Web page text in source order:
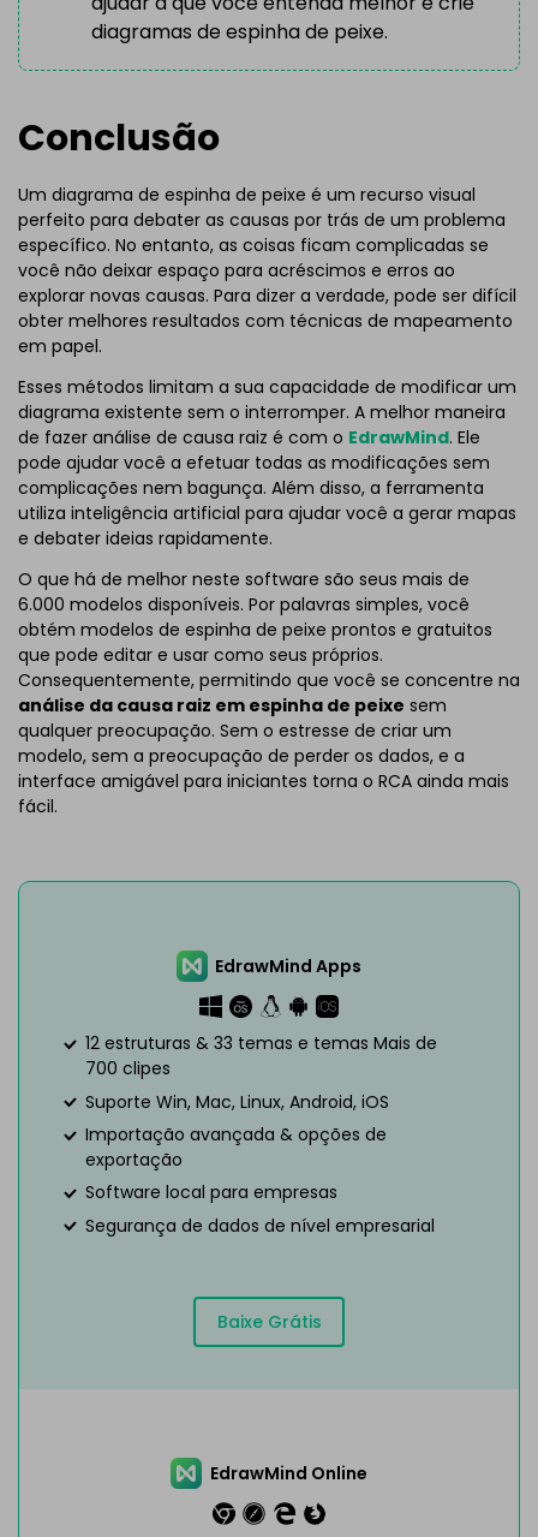
diagramas de espinha de peixe.
Conclusão
Um diagrama de espinha de peixe é um recurso visual
perfeito para debater as causas por trás de um problema
específico. No entanto, as coisas ficam complicadas se
você não deixar espaço para acréscimos e erros ao
explorar novas causas. Para dizer a verdade, pode ser difícil
obter melhores resultados com técnicas de mapeamento
em papel.
Esses métodos limitam a sua capacidade de modificar um
diagrama existente sem o interromper. A melhor maneira
de fazer análise de causa raiz é com o EdrawMind. Ele
pode ajudar você a efetuar todas as modificações sem
complicações nem bagunça. Além disso, a ferramenta
utiliza inteligência artificial para ajudar você a gerar mapas
e debater ideias rapidamente.
O que há de melhor neste software são seus mais de
6.000 modelos disponíveis. Por palavras simples, você
obtém modelos de espinha de peixe prontos e gratuitos
que pode editar e usar como seus próprios.
Consequentemente, permitindo que você se concentre na
análise da causa raiz em espinha de peixe sem
qualquer preocupação. Sem o estresse de criar um
modelo, sem a preocupação de perder os dados, e a
interface amigável para iniciantes torna o RCA ainda mais
fácil.
EdrawMind Apps
12 estruturas & 33 temas e temas Mais de
700 clipes
Suporte Win, Mac, Linux, Android, iOS
Importação avançada & opções de
exportação
Software local para empresas
Segurança de dados de nível empresarial
Baixe Grátis
EdrawMind Online